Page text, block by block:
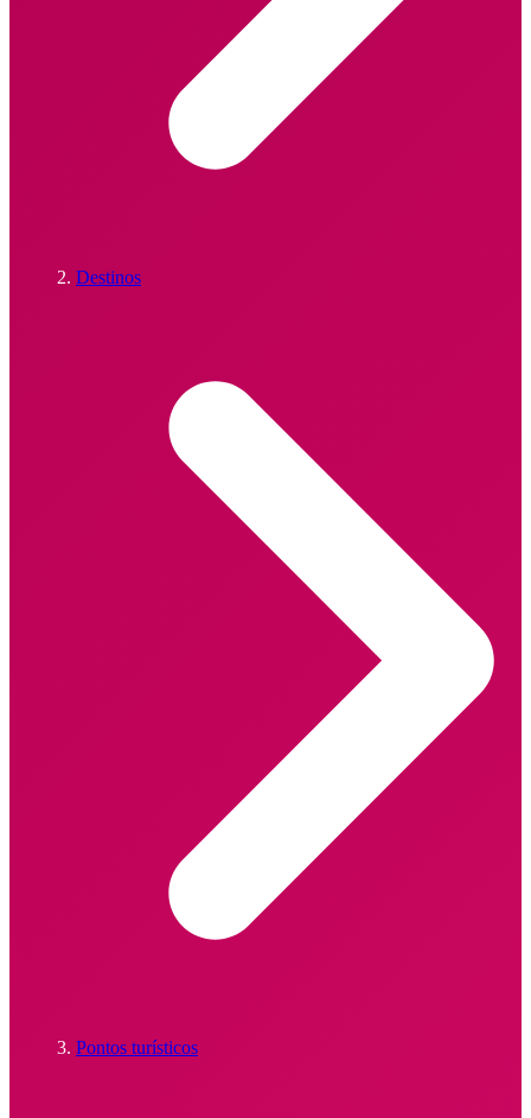
Destinos
Pontos turísticos